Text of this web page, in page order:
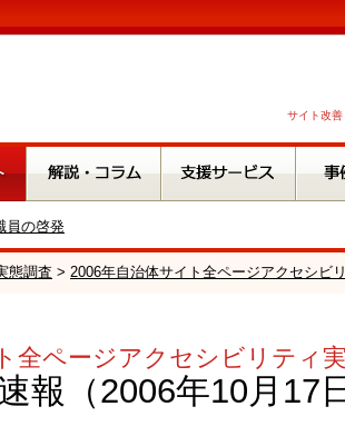
サイト改
員の啓発
態調査 > 2006年自治体サイト全ページアクセシビ
全ページアクセシビリティ
報（2006年10月17日